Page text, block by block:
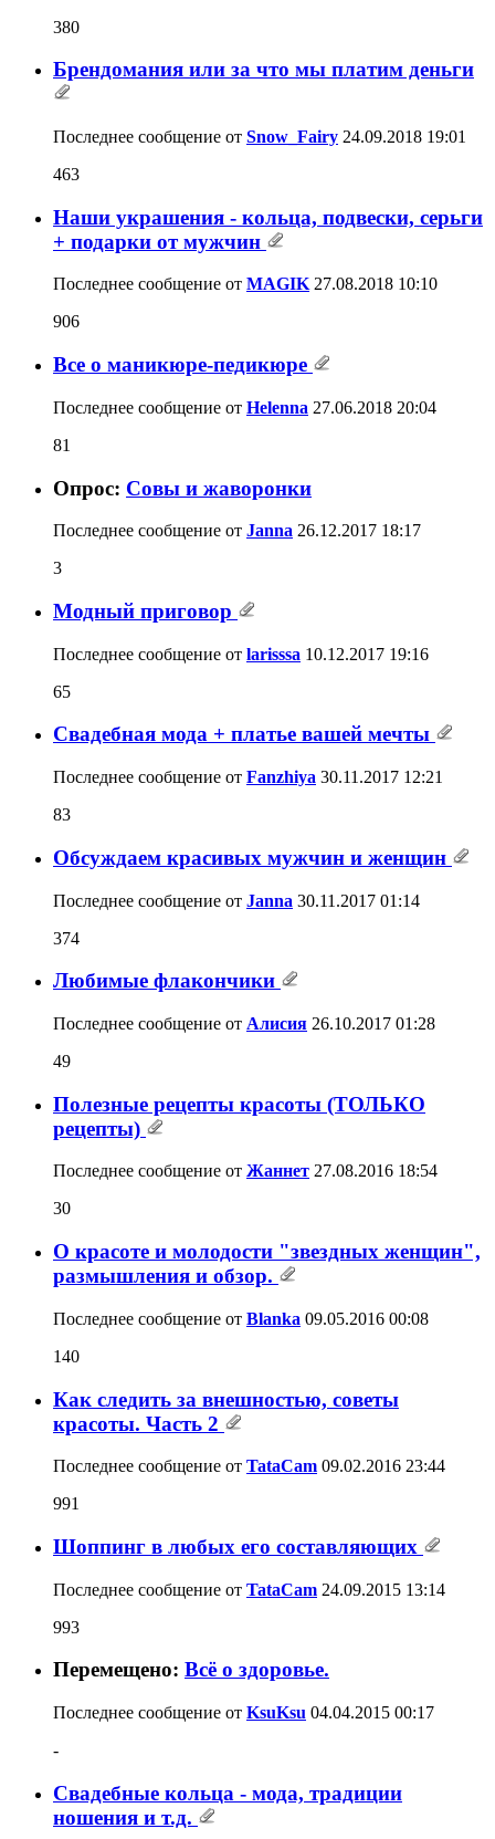
380
Брендомания или за что мы платим деньги
Последнее сообщение от Snow_Fairy 24.09.2018 19:01
463
Наши украшения - кольца, подвески, серьги
+ подарки от мужчин
Последнее сообщение от MAGIK 27.08.2018 10:10
906
Все о маникюре-педикюре
Последнее сообщение от Helenna 27.06.2018 20:04
81
Опрос: Совы и жаворонки
Последнее сообщение от Janna 26.12.2017 18:17
3
Модный приговор
Последнее сообщение от larisssa 10.12.2017 19:16
65
Свадебная мода + платье вашей мечты
Последнее сообщение от Fanzhiya 30.11.2017 12:21
83
Обсуждаем красивых мужчин и женщин
Последнее сообщение от Janna 30.11.2017 01:14
374
Любимые флакончики
Последнее сообщение от Алисия 26.10.2017 01:28
49
Полезные рецепты красоты (ТОЛЬКО
рецепты)
Последнее сообщение от Жаннет 27.08.2016 18:54
30
О красоте и молодости "звездных женщин",
размышления и обзор.
Последнее сообщение от Blanka 09.05.2016 00:08
140
Как следить за внешностью, советы
красоты. Часть 2
Последнее сообщение от TataCam 09.02.2016 23:44
991
Шоппинг в любых его составляющих
Последнее сообщение от TataCam 24.09.2015 13:14
993
Перемещено: Всё о здоровье.
Последнее сообщение от KsuKsu 04.04.2015 00:17
-
Свадебные кольца - мода, традиции
ношения и т.д.